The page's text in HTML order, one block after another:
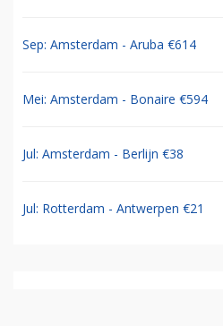
Sep: Amsterdam - Aruba €614
Mei: Amsterdam - Bonaire €594
Jul: Amsterdam - Berlijn €38
Jul: Rotterdam - Antwerpen €21